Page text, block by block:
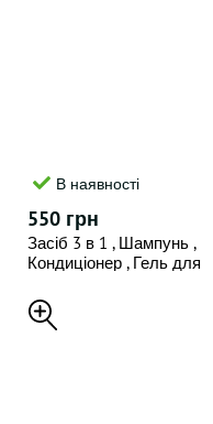
В наявності
550 грн
Засіб 3 в 1 , Шампунь ,
Кондиціонер , Гель для
Tea Tree , 250 ml